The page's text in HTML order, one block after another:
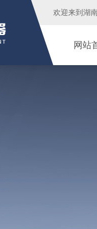
欢迎来到 湖
网站